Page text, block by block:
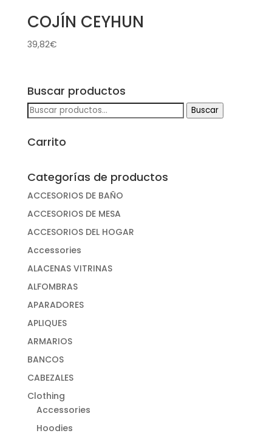
COJÍN CEYHUN
39,82€
Buscar productos
Buscar
por:
Buscar
Carrito
Categorías de productos
ACCESORIOS DE BAÑO
ACCESORIOS DE MESA
ACCESORIOS DEL HOGAR
Accessories
ALACENAS VITRINAS
ALFOMBRAS
APARADORES
APLIQUES
ARMARIOS
BANCOS
CABEZALES
Clothing
Accessories
Hoodies